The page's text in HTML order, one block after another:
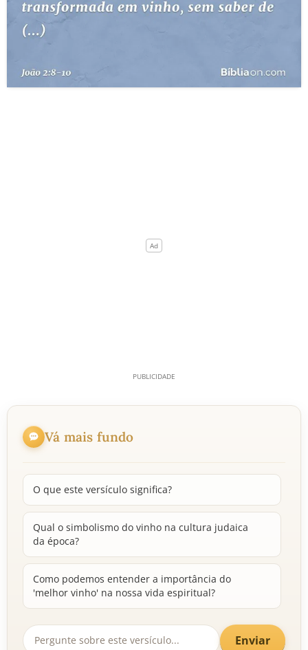
Vá mais fundo
O que este versículo significa?
Qual o simbolismo do vinho na cultura judaica
da época?
Como podemos entender a importância do
'melhor vinho' na nossa vida espiritual?
Enviar